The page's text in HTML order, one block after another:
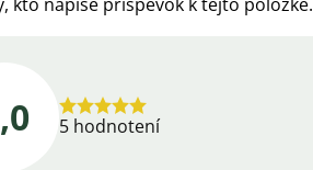
Priemerné
5 hodnotení